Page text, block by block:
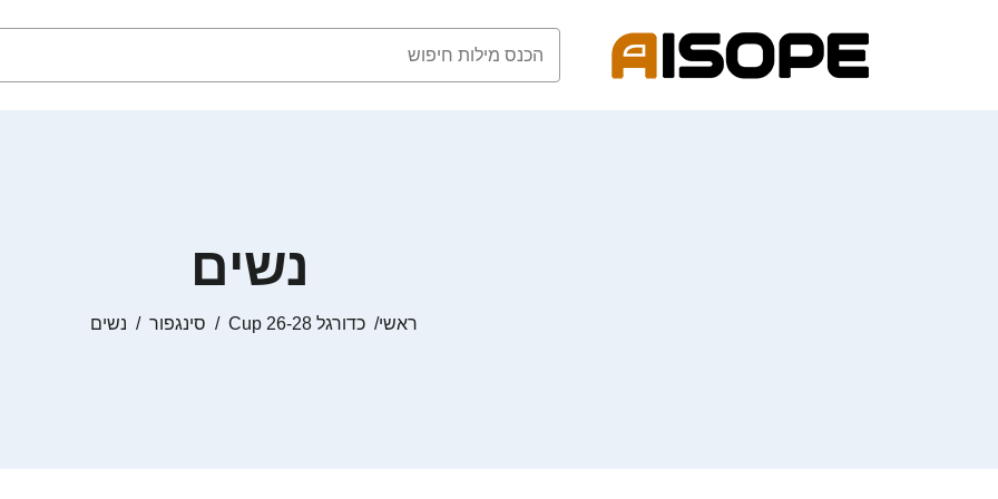
נשים
ראשי כדורגל Cup 26-28 סינגפור נשים